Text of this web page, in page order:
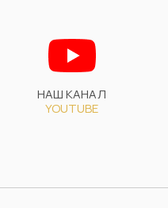
НАШ КАНАЛ
YOUTUBE